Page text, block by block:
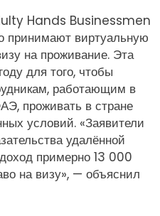
Hands Businessmen
принимают виртуальную
на проживание. Эта
для того, чтобы
работающим в
проживать в стране
условий. «Заявители
удалённой
примерно 13 000
на визу», — объяснил